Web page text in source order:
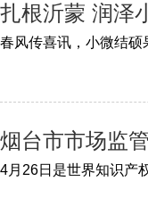
扎根沂蒙 润泽
烟台市市场监